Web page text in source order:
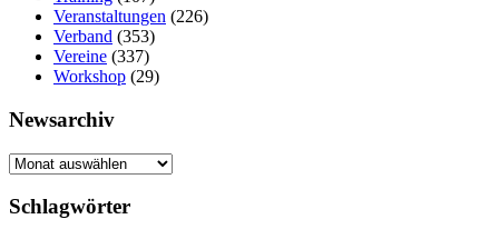
Veranstaltungen (226)
Verband (353)
Vereine (337)
Workshop (29)
Newsarchiv
Newsarchiv
Schlagwörter